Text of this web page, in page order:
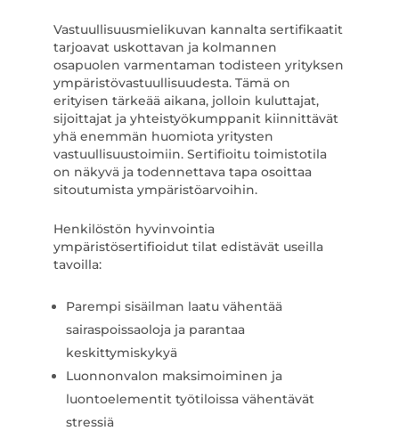
Vastuullisuusmielikuvan kannalta sertifikaatit
tarjoavat uskottavan ja kolmannen
osapuolen varmentaman todisteen yrityksen
ympäristövastuullisuudesta. Tämä on
erityisen tärkeää aikana, jolloin kuluttajat,
sijoittajat ja yhteistyökumppanit kiinnittävät
yhä enemmän huomiota yritysten
vastuullisuustoimiin. Sertifioitu toimistotila
on näkyvä ja todennettava tapa osoittaa
sitoutumista ympäristöarvoihin.
Henkilöstön hyvinvointia
ympäristösertifioidut tilat edistävät useilla
tavoilla:
Parempi sisäilman laatu vähentää
sairaspoissaoloja ja parantaa
keskittymiskykyä
Luonnonvalon maksimoiminen ja
luontoelementit työtiloissa vähentävät
stressiä